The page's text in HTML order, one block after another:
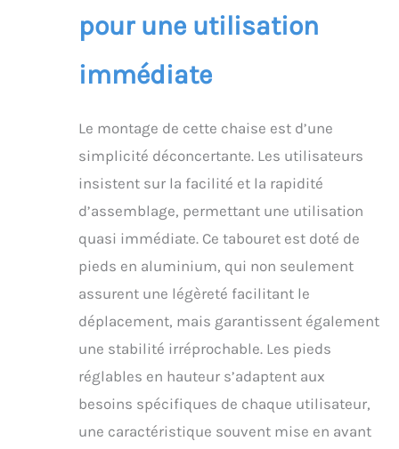
S'adapte à plus de
baignoires. et les
médicale DR Maya est
fabriquée avec quatre
anodisé robuste, de
sorte qu'elle ne rouille
pas au fil du temps ; le
siège en plastique
dispose de 8 trous de
drainage et de 2 larges
poignées de siège pour
une prise en main
facile, un levage et plus
de sécurité ; pieds en
antidérapants sur
chaque pied offrant
pour une utilisation
immédiate
Le montage de cette chaise est d’une
simplicité déconcertante. Les utilisateurs
insistent sur la facilité et la rapidité
d’assemblage, permettant une utilisation
quasi immédiate. Ce tabouret est doté de
pieds en aluminium, qui non seulement
assurent une légèreté facilitant le
déplacement, mais garantissent également
une stabilité irréprochable. Les pieds
réglables en hauteur s’adaptent aux
besoins spécifiques de chaque utilisateur,
une caractéristique souvent mise en avant